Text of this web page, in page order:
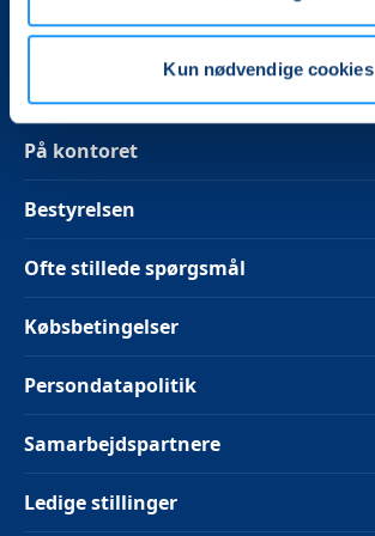
Kun nødvendige cookies
Følg os på Instagram
På kontoret
Bestyrelsen
Ofte stillede spørgsmål
Købsbetingelser
Persondatapolitik
Samarbejdspartnere
Ledige stillinger